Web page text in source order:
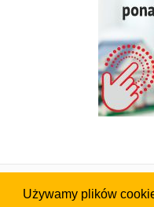
Używamy plikówOgłoszenia